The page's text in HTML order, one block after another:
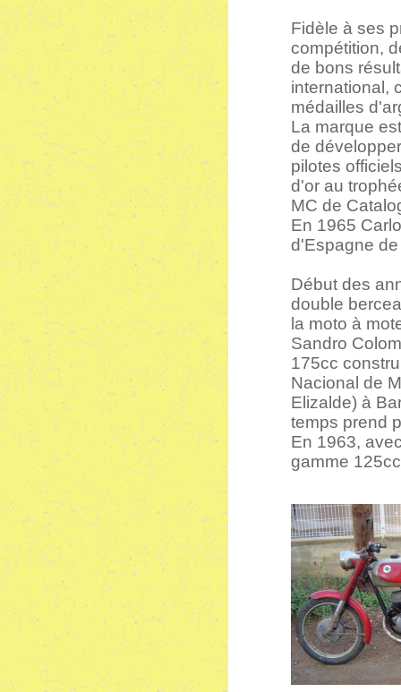
Fidèle à ses
compétition,
de bons
international,
médailles
La marque
de
pilotes
d'or au
MC de
En 1965
d'Espagne
Début des
double
la moto à
Sandro
175cc
Nacional de
Elizalde) à
temps prend
En 1963,
gamme